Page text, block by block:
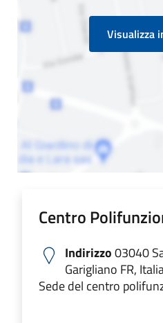
Visualizza
Centro
Indirizzo03040
Garigliano FR,
Sede del centro